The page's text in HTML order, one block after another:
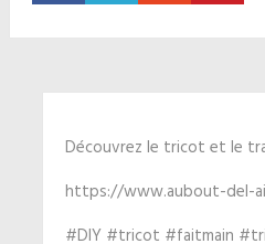
Découvrez le tricot et le
https://www.aubout-del-
#DIY #tricot #faitmain